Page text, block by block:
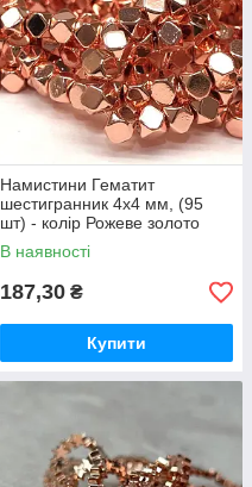
Намистини Гематит
шестигранник 4х4 мм, (95
шт) - колір Рожеве золото
В наявності
187,30 ₴
Купити